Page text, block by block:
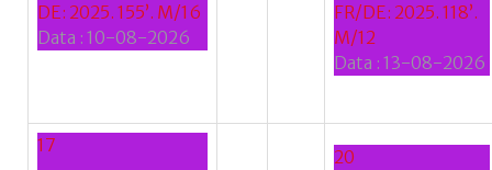
DE: 2025. 155’. M/16
Data : 10-08-2026
FR/DE: 2025. 118’.
M/12
Data : 13-08-2026
17
20